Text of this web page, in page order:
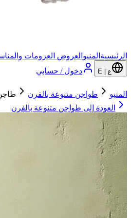
الرئيسية المنيو العروض العزومات
ع | E دخول / حسابي
المنيو طواجن متنوعة بالفرن
العودة إلى طواجن متنوعة بالفرن